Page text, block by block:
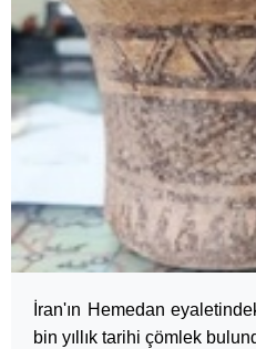
İran'ın Hemedan
bin yıllık tarihi çömlek